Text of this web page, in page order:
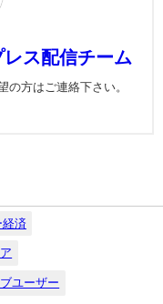
ス配信チーム
の方はご連絡下さい。
経済
ユーザー